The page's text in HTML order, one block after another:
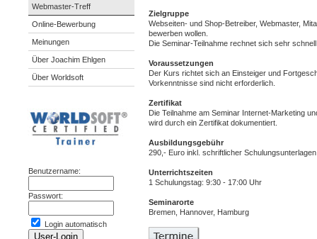
Webmaster-Treff
Online-Bewerbung
Meinungen
Über Joachim Ehlgen
Über Worldsoft
Benutzername:
Passwort:
Login automatisch
Zielgruppe
Webseiten- und Shop-Betreiber, Webmaster,
bewerben wollen.
Die Seminar-Teilnahme rechnet sich sehr
Voraussetzungen
Der Kurs richtet sich an Einsteiger und
Vorkenntnisse sind nicht erforderlich.
Zertifikat
Die Teilnahme am Seminar Internet-Marketing
wird durch ein Zertifikat dokumentiert.
Ausbildungsgebühr
290,- Euro inkl. schriftlicher
Unterrichtszeiten
1 Schulungstag: 9:30 - 17:00 Uhr
Seminarorte
Bremen, Hannover, Hamburg